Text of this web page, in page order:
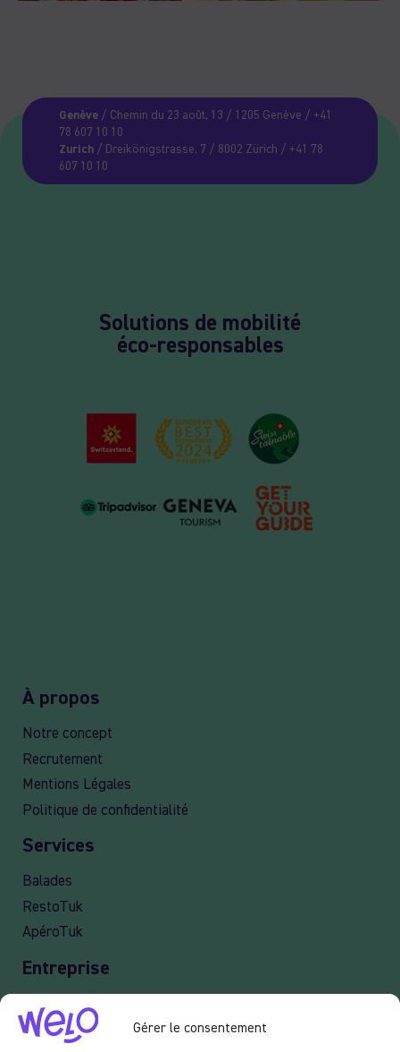
Gérer le consentement
Genève/ Chemin du 23 août, 13 / 1205 Genève / +41
78 607 10 10
Zurich/ Dreikönigstrasse, 7 / 8002 Zürich / +41 78
607 10 10
Solutions de mobilité
éco-responsables
À propos
Notre concept
Recrutement
Mentions Légales
Politique de confidentialité
Services
Balades
RestoTuk
ApéroTuk
Entreprise
Events
Services entreprises